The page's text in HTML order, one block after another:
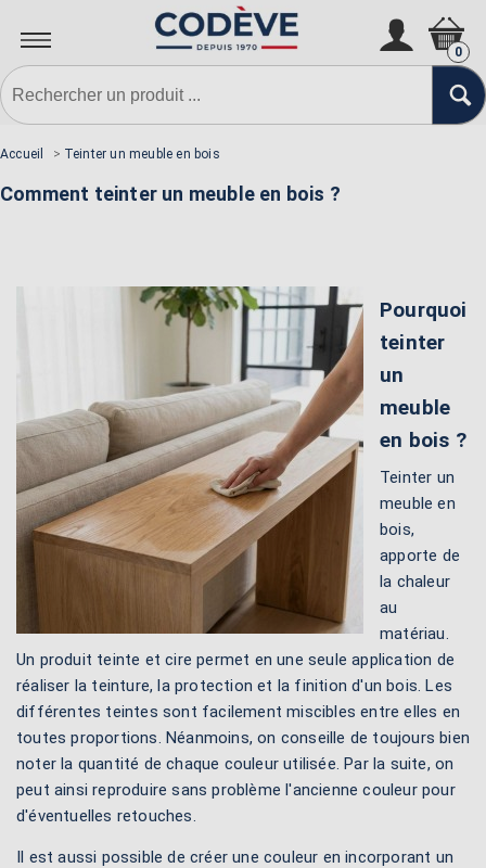
0
Accueil > Teinter un meuble en bois
Comment teinter un meuble en bois ?
Pourquoi
teinter
un
meuble
en bois ?
Teinter un
meuble en
bois,
apporte de
la chaleur
au
matériau.
Un produit teinte et cire permet en une seule application de
réaliser la teinture, la protection et la finition d'un bois. Les
différentes teintes sont facilement miscibles entre elles en
toutes proportions. Néanmoins, on conseille de toujours bien
noter la quantité de chaque couleur utilisée. Par la suite, on
peut ainsi reproduire sans problème l'ancienne couleur pour
d'éventuelles retouches.
Il est aussi possible de créer une couleur en incorporant un